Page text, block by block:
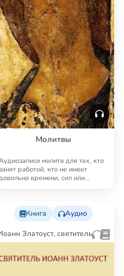
Молитвы
молитв для тех, кто
работой, кто не имеет
времени, сил или
Книга Аудио
Златоуст, святитель